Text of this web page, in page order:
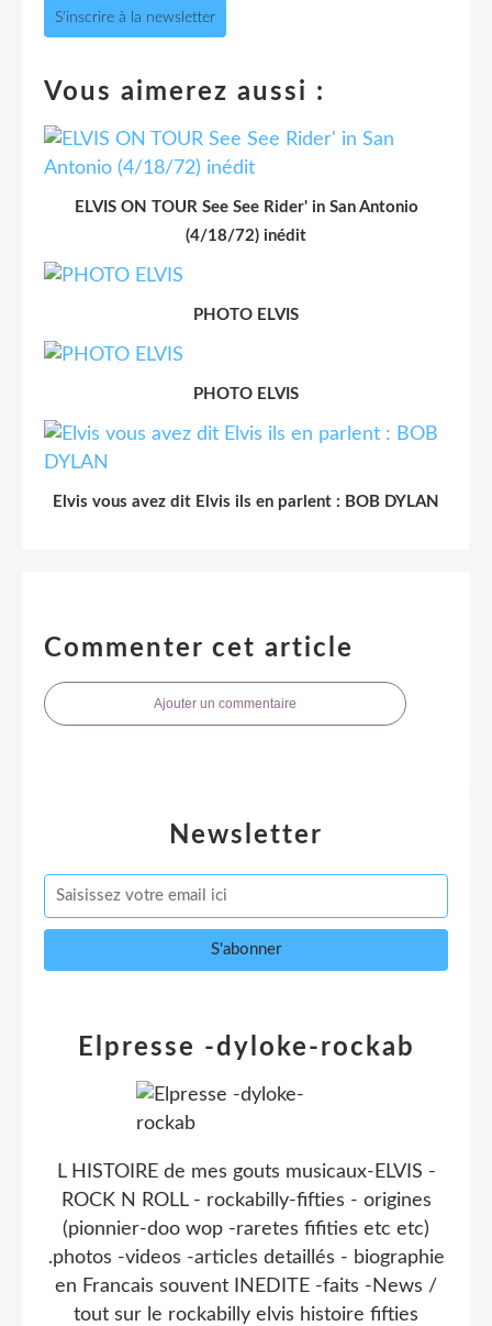
S'inscrire à la newsletter
Vous aimerez aussi :
ELVIS ON TOUR See See Rider' in San Antonio
(4/18/72) inédit
PHOTO ELVIS
PHOTO ELVIS
Elvis vous avez dit Elvis ils en parlent : BOB DYLAN
Commenter cet article
Ajouter un commentaire
Newsletter
Elpresse -dyloke-rockab
L HISTOIRE de mes gouts musicaux-ELVIS -
ROCK N ROLL - rockabilly-fifties - origines
(pionnier-doo wop -raretes fifities etc etc)
.photos -videos -articles detaillés - biographie
en Francais souvent INEDITE -faits -News /
tout sur le rockabilly elvis histoire fifties